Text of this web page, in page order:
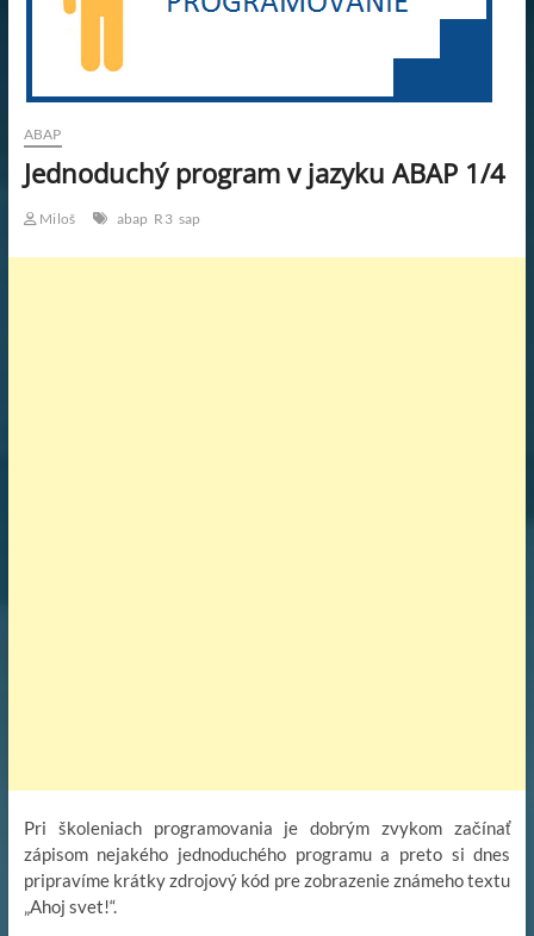
ABAP
Jednoduchý program v jazyku ABAP 1/4
Miloš abap R3 sap
Pri školeniach programovania je dobrým zvykom začínať
zápisom nejakého jednoduchého programu a preto si dnes
pripravíme krátky zdrojový kód pre zobrazenie známeho textu
„Ahoj svet!“.